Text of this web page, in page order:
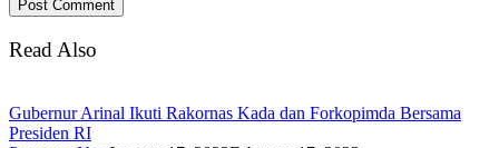
Read Also
Gubernur Arinal Ikuti Rakornas Kada dan Forkopimda Bersama
Presiden RI